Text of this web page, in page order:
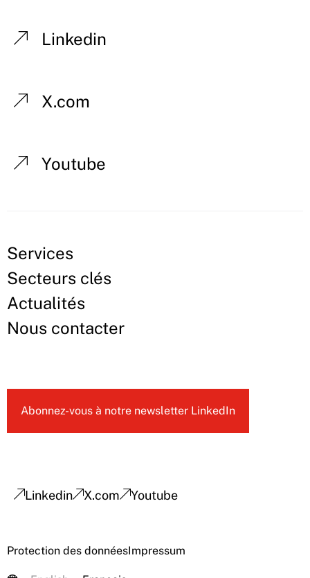
Linkedin
X.com
Youtube
Services
Secteurs clés
Actualités
Nous contacter
Abonnez-vous à notre newsletter LinkedIn
Linkedin X.com Youtube
Protection des donnéesImpressum